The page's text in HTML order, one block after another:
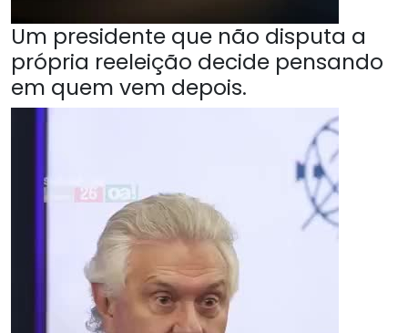
Um presidente que não disputa a
própria reeleição decide pensando
em quem vem depois.